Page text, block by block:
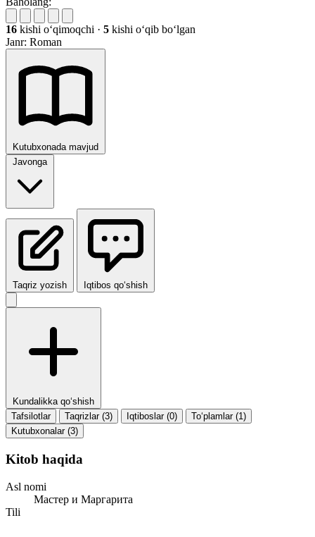
16 kishi oʻqimoqchi · 5 kishi oʻqib boʻlgan
Janr: Roman
Kutubxonada mavjud
Javonga
Taqriz yozish Iqtibos qo‘shish
Kundalikka qo‘shish
Tafsilotlar
Taqrizlar (3) Iqtiboslar (0)
To‘plamlar (1)
Kutubxonalar (3)
Kitob haqida
Asl nomi
Мастер и Маргарита
Tili